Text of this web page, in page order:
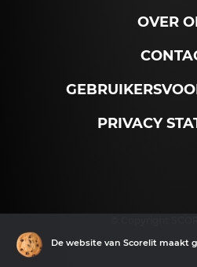
OVER
PRIVACY
De website van Scorelit maakt